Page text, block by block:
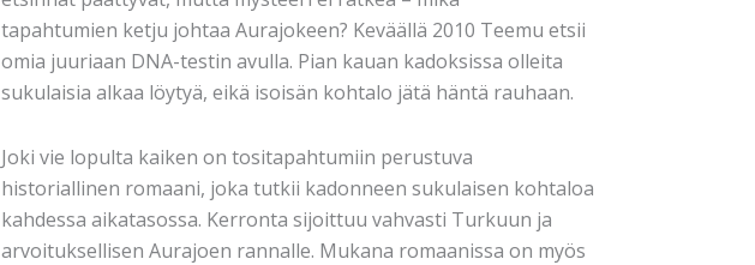
tapahtumien ketju johtaa Aurajokeen? Keväällä 2010 Teemu etsii
omia juuriaan DNA-testin avulla. Pian kauan kadoksissa olleita
sukulaisia alkaa löytyä, eikä isoisän kohtalo jätä häntä rauhaan.
Joki vie lopulta kaiken on tositapahtumiin perustuva
historiallinen romaani, joka tutkii kadonneen sukulaisen kohtaloa
kahdessa aikatasossa. Kerronta sijoittuu vahvasti Turkuun ja
arvoituksellisen Aurajoen rannalle. Mukana romaanissa on myös